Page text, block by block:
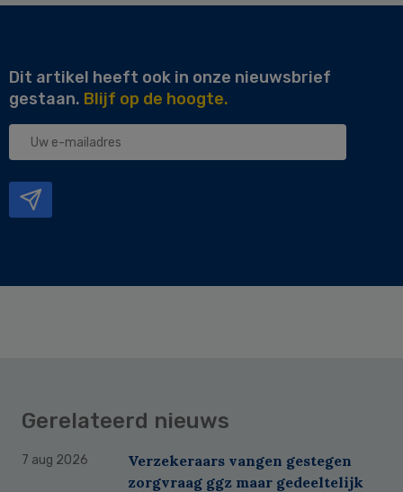
Dit artikel heeft ook in onze nieuwsbrief
gestaan. Blijf op de hoogte.
Uw
Gerelateerd nieuws
7 aug 2026
Verzekeraars vangen gestegen
zorgvraag ggz maar gedeeltelijk